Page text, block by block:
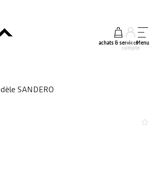
achats & services
mon
compte
Menu
SANDERO